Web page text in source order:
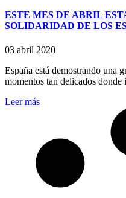
ESTE MES DE ABRIL
SOLIDARIDAD DE LOS
03 abril 2020
España está demostrando una
momentos tan delicados donde
Leer más